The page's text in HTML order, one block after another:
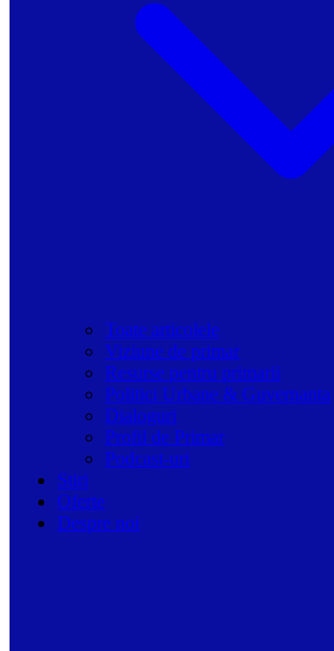
Toate articolele
Viziune de primar
Resurse pentru primarii
Politici Urbane & Guvernanta
Dialoguri
Profil de Primar
Podcast-uri
Stiri
Oferte
Despre noi